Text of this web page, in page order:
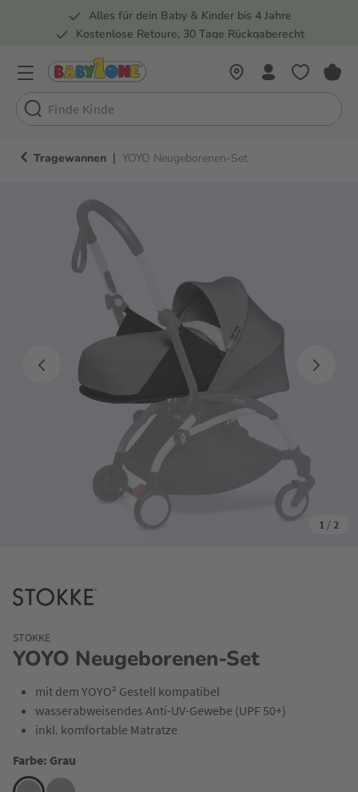
Zur Hauptnavigation springen
Alles für dein Baby & Kinder bis 4 Jahre
Kostenlose Retoure, 30 Tage Rückgaberecht
Tragewannen | YOYO Neugeborenen-Set
1 / 2
YOYO Neugeborenen-Set
STOKKE
mit dem YOYO² Gestell kompatibel
wasserabweisendes Anti-UV-Gewebe (UPF 50+)
inkl. komfortable Matratze
Farbe: Grau